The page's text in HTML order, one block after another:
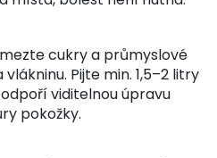
cukry a průmyslové
Pijte min. 1,5–2 litry
viditelnou úpravu
pokožky.